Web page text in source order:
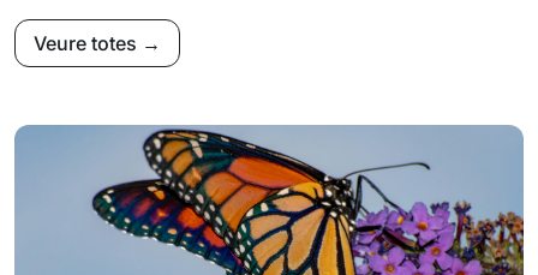
Veure totes →